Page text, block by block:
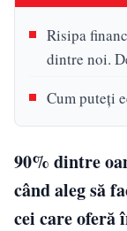
Risipa
dintre noi.
Cum puteți
90% dintre
când aleg să
cei care oferă